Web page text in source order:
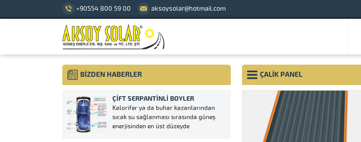
+90554 800 59 00 aksoysolar@hotmail.com
ÇALIK PANEL
BİZDEN HABERLER
ÇIFT SERPANTINLI BOYLER
Kalorifer ya da buhar kazanlarından
sıcak su sağlanması sırasında güneş
enerjisinden en üst düzeyde